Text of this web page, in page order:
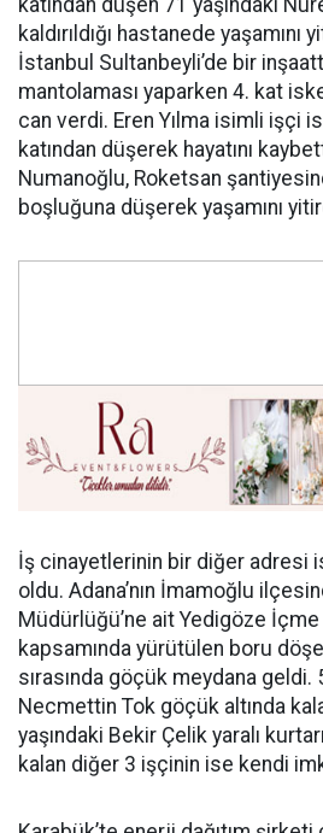
kaldırıldığı hastanede yaşamını
İstanbul Sultanbeyli’de bir
mantolaması yaparken 4. kat
can verdi. Eren Yılma isimli işçi
katından düşerek hayatını
Numanoğlu, Roketsan
boşluğuna düşerek yaşamını
İş cinayetlerinin bir diğer adresi
oldu. Adana’nın İmamoğlu
Müdürlüğü’ne ait Yedigöze
kapsamında yürütülen boru
sırasında göçük meydana geldi.
Necmettin Tok göçük altında
yaşındaki Bekir Çelik yaralı
kalan diğer 3 işçinin ise kendi